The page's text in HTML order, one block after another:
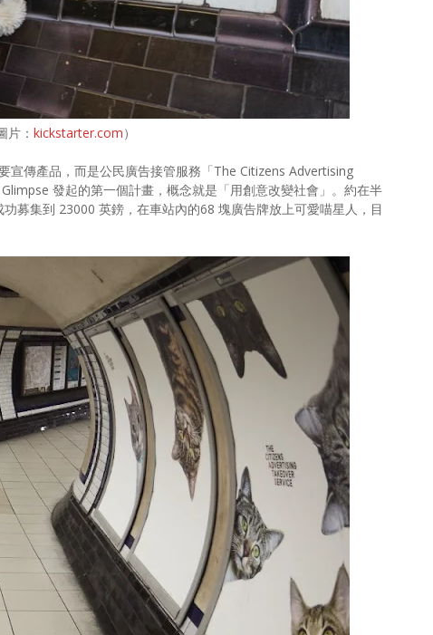
片：kickstarter.com）
宣傳產品，而是公民廣告接管服務「The Citizens Advertising
發起的第一個計畫，概念就是「用創意改變社會」。約在半
募集到 23000 英鎊，在車站內的68 塊廣告牌放上可愛喵星人，目